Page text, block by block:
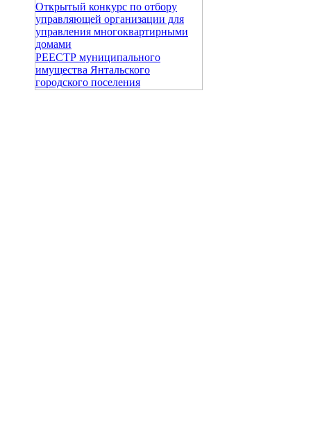
Открытый конкурс по отбору
управляющей организации для
управления многоквартирными
домами
РЕЕСТР муниципального
имущества Янтальского
городского поселения